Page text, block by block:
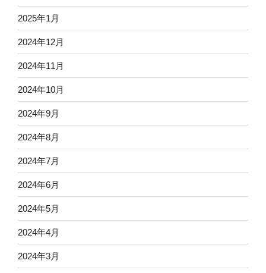
2025年1月
2024年12月
2024年11月
2024年10月
2024年9月
2024年8月
2024年7月
2024年6月
2024年5月
2024年4月
2024年3月